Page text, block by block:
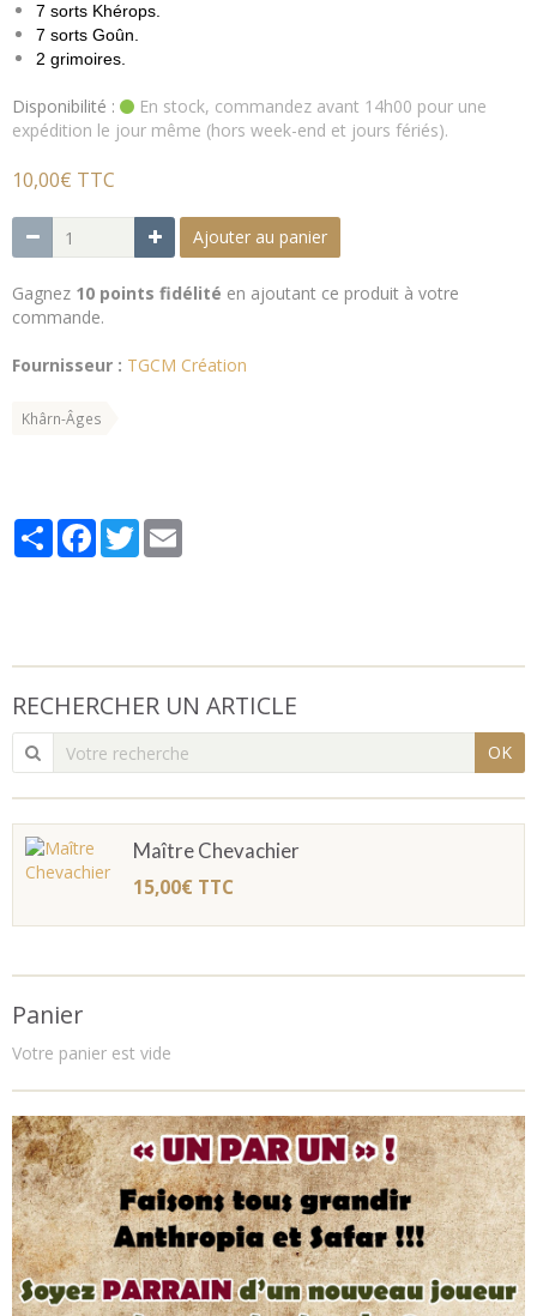
7 sorts Khérops.
7 sorts Goûn.
2 grimoires.
Disponibilité :
En stock, commandez avant 14h00 pour une
expédition le jour même (hors week-end et jours fériés).
10,00€ TTC
Ajouter au panier
Gagnez 10 points fidélité en ajoutant ce produit à votre
commande.
Fournisseur : TGCM Création
Khârn-Âges
PartagerFacebook
Twitter
RECHERCHER UN ARTICLE
OK
Maître Chevachier
15,00€ TTC
Panier
Votre panier est vide